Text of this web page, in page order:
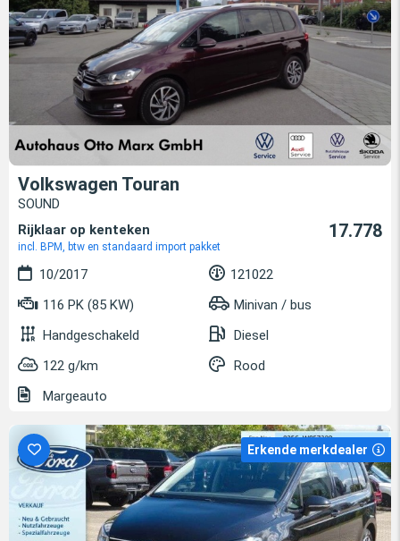
Volkswagen Touran
SOUND
Rijklaar op kenteken
incl. BPM, btw en standaard import pakket
17.778
10/2017
121022
116 PK (85 KW)
Minivan / bus
Handgeschakeld
Diesel
122 g/km
Rood
Margeauto
Erkende merkdealer